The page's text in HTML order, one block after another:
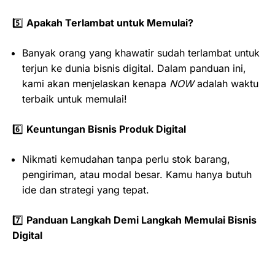
5️⃣ Apakah Terlambat untuk Memulai?
Banyak orang yang khawatir sudah terlambat untuk
terjun ke dunia bisnis digital. Dalam panduan ini,
kami akan menjelaskan kenapa NOWadalah waktu
terbaik untuk memulai!
6️⃣ Keuntungan Bisnis Produk Digital
Nikmati kemudahan tanpa perlu stok barang,
pengiriman, atau modal besar. Kamu hanya butuh
ide dan strategi yang tepat.
7️⃣ Panduan Langkah Demi Langkah Memulai Bisnis
Digital